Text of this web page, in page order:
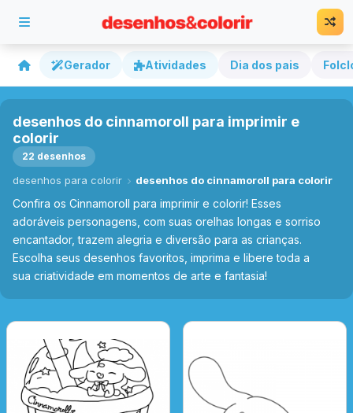
Gerador Atividades Dia dos pais
desenhos do cinnamoroll para imprimir e
colorir
22 desenhos
desenhos para colorir desenhos do cinnamoroll para colorir
Confira os Cinnamoroll para imprimir e colorir! Esses
adoráveis personagens, com suas orelhas longas e sorriso
encantador, trazem alegria e diversão para as crianças.
Escolha seus desenhos favoritos, imprima e libere toda a
sua criatividade em momentos de arte e fantasia!